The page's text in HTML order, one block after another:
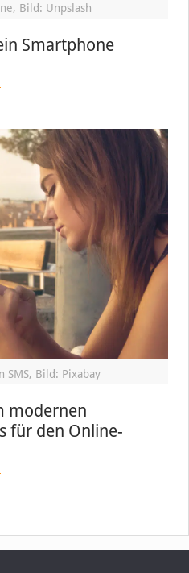
Bild: Unpslash
Smartphone
SMS, Bild: Pixabay
modernen
für den Online-